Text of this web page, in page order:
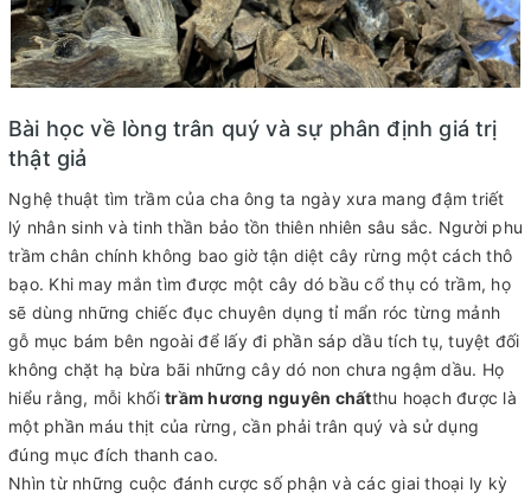
Bài học về lòng trân quý và sự phân định giá trị
thật giả
Nghệ thuật tìm trầm của cha ông ta ngày xưa mang đậm triết
lý nhân sinh và tinh thần bảo tồn thiên nhiên sâu sắc. Người phu
trầm chân chính không bao giờ tận diệt cây rừng một cách thô
bạo. Khi may mắn tìm được một cây dó bầu cổ thụ có trầm, họ
sẽ dùng những chiếc đục chuyên dụng tỉ mẩn róc từng mảnh
gỗ mục bám bên ngoài để lấy đi phần sáp dầu tích tụ, tuyệt đối
không chặt hạ bừa bãi những cây dó non chưa ngậm dầu. Họ
hiểu rằng, mỗi khối trầm hương nguyên chấtthu hoạch được là
một phần máu thịt của rừng, cần phải trân quý và sử dụng
đúng mục đích thanh cao.
Nhìn từ những cuộc đánh cược số phận và các giai thoại ly kỳ